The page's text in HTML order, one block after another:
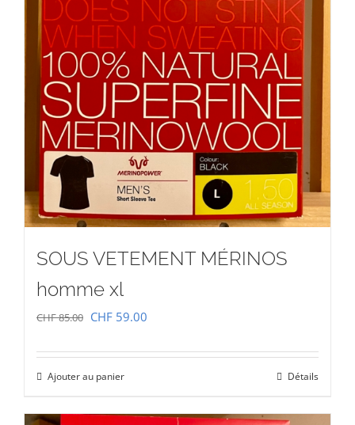
SOUS VETEMENT MÉRINOS
homme xl
CHF85.00 Le
était :
CHF 85.00.
CHF 59.00
CHF 59.00.
Ajouter au panier Détails